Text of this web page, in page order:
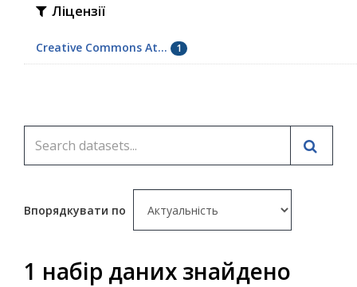
Ліцензії
Creative Commons At... 1
Впорядкувати по
1 набір даних знайдено